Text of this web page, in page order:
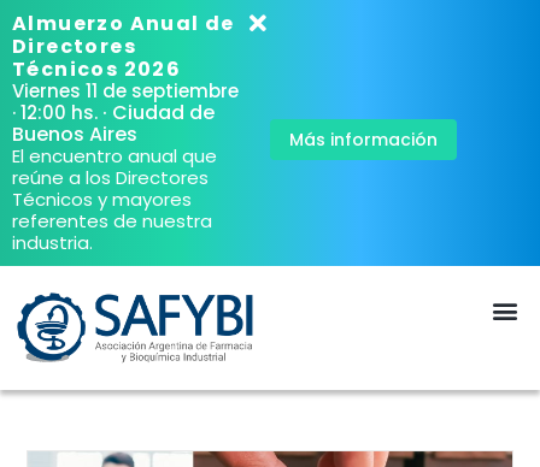
Almuerzo Anual de
Directores
Técnicos 2026
Viernes 11 de septiembre
· 12:00 hs. · Ciudad de
Buenos Aires
El encuentro anual que
reúne a los Directores
Técnicos y mayores
referentes de nuestra
industria.
Más información